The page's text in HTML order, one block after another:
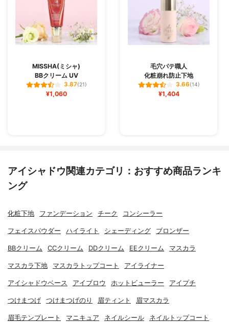
MISSHA(ミシャ)
BBクリーム UV
3.87(21)
¥1,060
毛穴パテ職人
化粧崩れ防止下地
3.66(14)
¥1,404
アイシャドウ関連カテゴリ：おすすめ商品ランキ
ング
化粧下地 ファンデーション チーク コンシーラー
フェイスパウダー ハイライト シェーディング ブロンザー
BBクリーム CCクリーム DDクリーム EEクリーム マスカラ
マスカラ下地 マスカラトップコート アイライナー
アイシャドウベース アイブロウ ホットビューラー アイプチ
つけまつげ つけまつげのり 眉ティント 眉マスカラ
眉毛テンプレート マニキュア ネイルシール ネイルトップコート